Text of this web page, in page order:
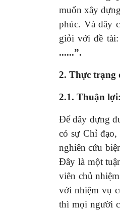
muốn xây
phúc. Và đây
giỏi với đề tài:
......”.
2. Thực trạng
2.1. Thuận lợi:
Để dây dựng
có sự Chỉ
nghiên cứu
Đây là một
viên chủ
với nhiệm vụ
thì mọi người